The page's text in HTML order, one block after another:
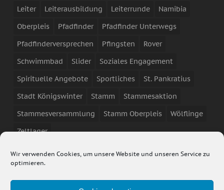
Wir verwenden Cookies, um unsere Website und unseren Service zu
optimieren.
Leiter
Leiterausbildung Leiterrunde
Namibia
Oberpleis
Pfadfinder
Pfadfinder Unterwegs
Pfadfinderversprechen
Pfingsten
Rover
Schwimmbad
Slider
Soziales Engagement
Spirituelle Angebote
Sportliches
St. Pankratius
Stadt Königswinter
Stamm
Stammesaktion
Stammesversammlung
Stamm Oberpleis
Wölflinge
Zeltlager